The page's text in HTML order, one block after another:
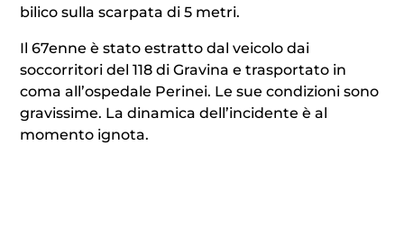
bilico sulla scarpata di 5 metri.
Il 67enne è stato estratto dal veicolo dai
soccorritori del 118 di Gravina e trasportato in
coma all’ospedale Perinei. Le sue condizioni sono
gravissime. La dinamica dell’incidente è al
momento ignota.